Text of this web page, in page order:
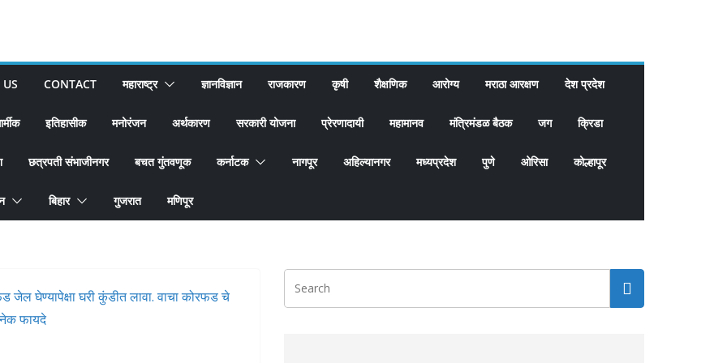
CONTACT महाराष्ट्र ज्ञानविज्ञान राजकारण कृषी शैक्षणिक आरोग्य मराठा आरक्षण देश प्रदेश
इतिहासीक मनोरंजन अर्थकारण सरकारी योजना प्रेरणादायी महामानव मंत्रिमंडळ बैठक जग क्रिडा
छत्रपती संभाजीनगर बचत गुंतवणूक कर्नाटक नागपूर अहिल्यानगर मध्यप्रदेश पुणे ओरिसा कोल्हापूर
बिहार गुजरात मणिपूर